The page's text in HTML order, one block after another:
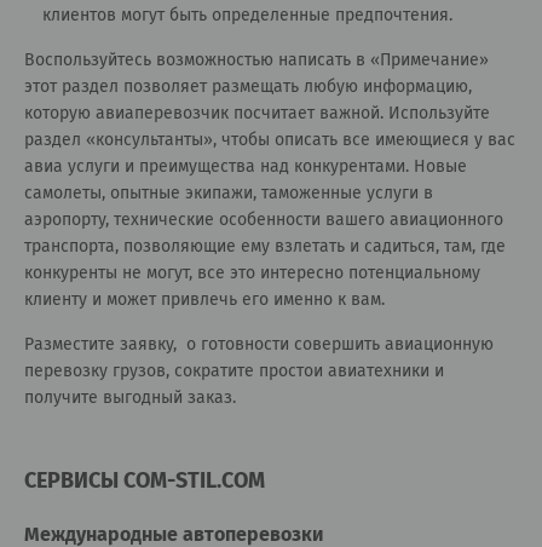
клиентов могут быть определенные предпочтения.
Воспользуйтесь возможностью написать в «Примечание»
этот раздел позволяет размещать любую информацию,
которую авиаперевозчик посчитает важной. Используйте
раздел «консультанты», чтобы описать все имеющиеся у вас
авиа услуги и преимущества над конкурентами. Новые
самолеты, опытные экипажи, таможенные услуги в
аэропорту, технические особенности вашего авиационного
транспорта, позволяющие ему взлетать и садиться, там, где
конкуренты не могут, все это интересно потенциальному
клиенту и может привлечь его именно к вам.
Разместите заявку, о готовности совершить авиационную
перевозку грузов, сократите простои авиатехники и
получите выгодный заказ.
СЕРВИСЫ COM-STIL.COM
Международные автоперевозки